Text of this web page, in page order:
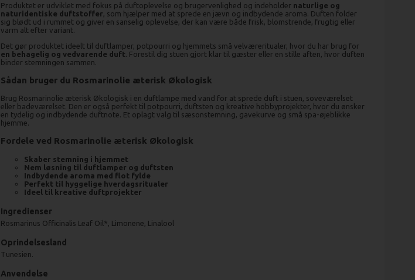
Produktet er udviklet med fokus på duftoplevelse og brugervenlighed og indeholder naturlige og
naturidentiske duftstoffer, som hjælper med at sprede en jævn og indbydende aroma. Duften folder
sig blødt ud i rummet og giver en sanselig oplevelse, der kan være både frisk, blomstrende, frugtig eller
varm alt efter variant.
Det gør produktet ideelt til duftlamper, potpourri og hjemmets små velværeritualer, hvor du har brug for
en behagelig og vedvarende duft. Forestil dig stuen gjort klar til gæster eller en stille aften, hvor duften
binder stemningen sammen.
Sådan bruger du Rosmarinolie æterisk Økologisk
Brug Rosmarinolie æterisk Økologisk i en duftlampe med vand for at sprede duft i stuen, soveværelset
eller badeværelset. Den er også perfekt til potpourri, duftsten og kreative hobbyprojekter, hvor du ønsker
en tydelig og indbydende duftnote. Et oplagt valg til sæsonstemning, gavekurve og små spa-øjeblikke
hjemme.
Fordele ved Rosmarinolie æterisk Økologisk
Skaber stemning i hjemmet
Nem løsning til duftlamper og duftsten
Indbydende aroma med flot fylde
Perfekt til hyggelige hverdagsritualer
Ideel til kreative duftprojekter
Ingredienser
Rosmarinus Officinalis Leaf Oil*, Limonene, Linalool
Oprindelsesland
Tunesien.
Anvendelse